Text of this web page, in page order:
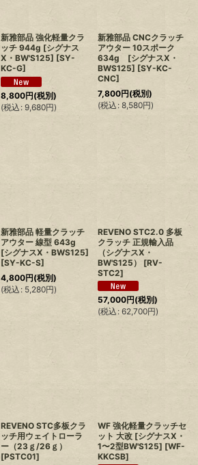
新雅部品 強化軽量クラ
ッチ 944g [シグナス
X・BW'S125] [SY-
KC-G]
8,800円(税別)
(税込 : 9,680円)
新雅部品 CNCクラッチ
アウター 10スポーク
634g [シグナスX・
BWS125] [SY-KC-
CNC]
7,800円(税別)
(税込 : 8,580円)
新雅部品 軽量クラッチ
アウター 線型 643g
[シグナスX・BWS125]
[SY-KC-S]
4,800円(税別)
(税込 : 5,280円)
REVENO STC2.0 多板
クラッチ 正規輸入品
（シグナスX・
BW'S125）
[RV-
STC2]
57,000円(税別)
(税込 : 62,700円)
REVENO STC多板クラ
ッチ用ウェイトローラ
ー（23ｇ/26ｇ）
[PSTC01]
WF 強化軽量クラッチセ
ット 大改 [シグナスX・
1〜2型BW'S125] [WF-
KKCSB]